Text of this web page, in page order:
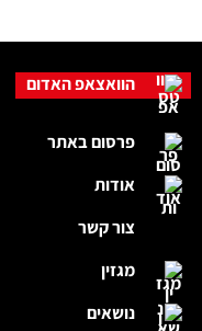
הוואצאפ האדום
פרסום באתר
אודות
צור קשר
מגזין
נושאים